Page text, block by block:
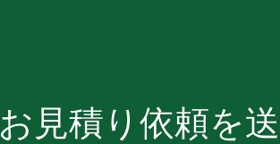
お見積り依頼を